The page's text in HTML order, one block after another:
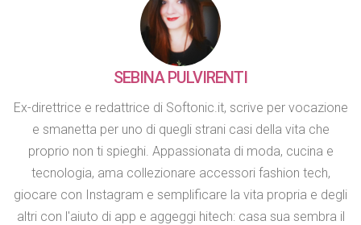
SEBINA PULVIRENTI
Ex-direttrice e redattrice di Softonic.it, scrive per vocazione
e smanetta per uno di quegli strani casi della vita che
proprio non ti spieghi. Appassionata di moda, cucina e
tecnologia, ama collezionare accessori fashion tech,
giocare con Instagram e semplificare la vita propria e degli
altri con l'aiuto di app e aggeggi hitech: casa sua sembra il